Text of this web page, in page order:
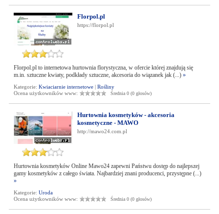
Florpol.pl
https://florpol.pl
Florpol.pl to internetowa hurtownia florystyczna, w ofercie której znajdują się
m.in. sztuczne kwiaty, podkłady sztuczne, akcesoria do wiązanek jak (...) »
Kategorie: Kwiaciarnie internetowe| Rośliny
Ocena użytkowników www:
Średnia 0 (0 głosów)
Hurtownia kosmetyków - akcesoria
kosmetyczne - MAWO
http://mawo24.com.pl
Hurtownia kosmetyków Online Mawo24 zapewni Państwu dostęp do najlepszej
gamy kosmetyków z całego świata. Najbardziej znani producenci, przystępne (...)
»
Kategorie: Uroda
Ocena użytkowników www:
Średnia 0 (0 głosów)